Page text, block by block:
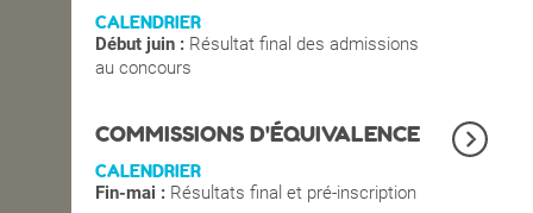
CALENDRIER
Début juin : Résultat final des admissions
au concours
COMMISSIONS D'ÉQUIVALENCE
CALENDRIER
Fin-mai : Résultats final et pré-inscription